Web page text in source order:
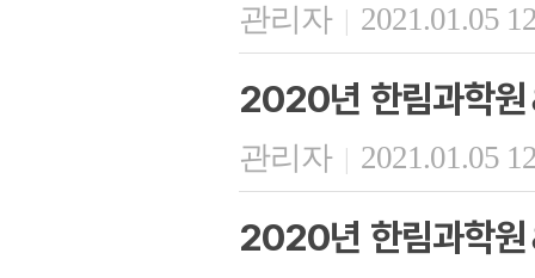
관리자 | 2021.01.05
2020년 한림과학원
관리자 | 2021.01.05
2020년 한림과학원